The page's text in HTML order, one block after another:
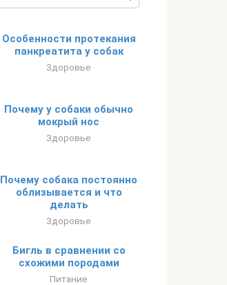
Особенности протекания
панкреатита у собак
Здоровье
Почему у собаки обычно
мокрый нос
Здоровье
Почему собака постоянно
облизывается и что
делать
Здоровье
Бигль в сравнении со
схожими породами
Питание